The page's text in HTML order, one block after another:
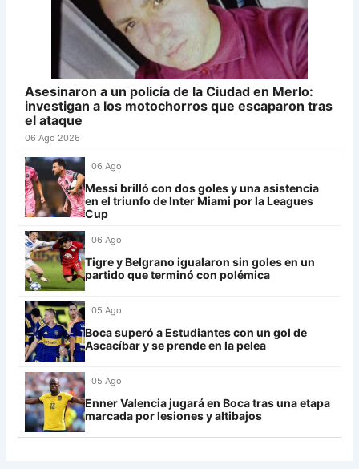
Sporting Cristal
Grupo G
LDU
Mirassol
Lanús
Always Ready
Grupo H
IDV
UCV FC
Libertad
Tigre +2 20
Sarmiento -9 19
Atl. Tucumán 18 -3 18
Newell's 18 -12 18
26 Platense 18 -6 17
27 Central Córdoba
28 Riestra
29 Aldosivi
30 Estudiantes RC 18 -21 8
Asesinaron a un policía de la Ciudad en Merlo:
investigan a los motochorros que escaparon tras
el ataque
06 Ago 2026
06 Ago
Messi brilló con dos goles y una asistencia
en el triunfo de Inter Miami por la Leagues
Cup
06 Ago
Tigre y Belgrano igualaron sin goles en un
partido que terminó con polémica
05 Ago
Boca superó a Estudiantes con un gol de
Ascacíbar y se prende en la pelea
05 Ago
Enner Valencia jugará en Boca tras una etapa
marcada por lesiones y altibajos